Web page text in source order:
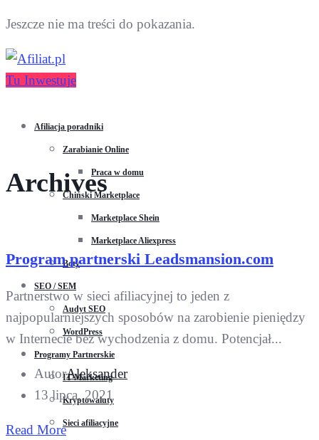
Jeszcze nie ma treści do pokazania.
Tu Inwestuje
Afiliacja poradniki
Zarabianie Online
Praca w domu
Chiński Marketplace
Marketplace Shein
Marketplace Aliexpress
Boty
SEO / SEM
Audyt SEO
WordPress
Programy Partnerskie
IT Marketing
Kryptowaluty
Sieci afiliacyjne
Archives
Program partnerski Leadsmansion.com
Partnerstwo w sieci afiliacyjnej to jeden z
najpopularniejszych sposobów na zarobienie pieniędzy
w Internecie bez wychodzenia z domu. Potencjał...
AutorAleksander
13 lipca, 2021
Read More